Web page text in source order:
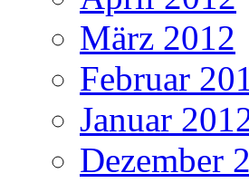
März 2012
Februar
Januar
Dezember